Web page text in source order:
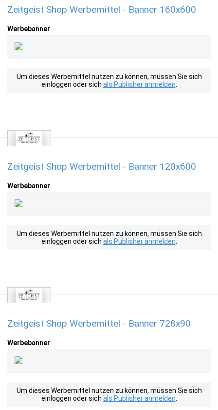
Zeitgeist Shop Werbemittel - Banner 160x600
Werbebanner
Um dieses Werbemittel nutzen zu können, müssen Sie sich
einloggen oder sich als Publisher anmelden
Zeitgeist Shop Werbemittel - Banner 120x600
Werbebanner
Um dieses Werbemittel nutzen zu können, müssen Sie sich
einloggen oder sich als Publisher anmelden
Zeitgeist Shop Werbemittel - Banner 728x90
Werbebanner
Um dieses Werbemittel nutzen zu können, müssen Sie sich
einloggen oder sich als Publisher anmelden